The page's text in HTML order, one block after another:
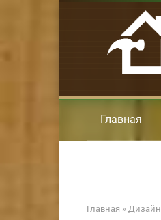
Главная
Главная » Дизайн